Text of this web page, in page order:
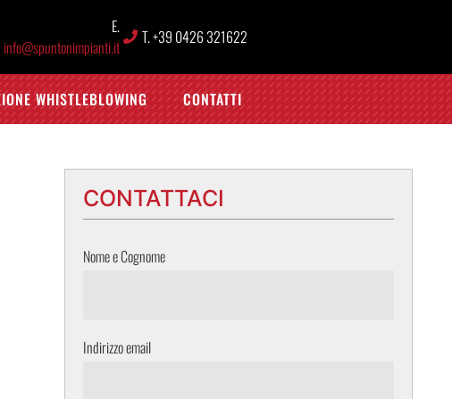
E.
info@spuntonimpianti.it
T. +39 0426 321622
WHISTLEBLOWING CONTATTI
CONTATTACI
Nome e Cognome
Indirizzo email